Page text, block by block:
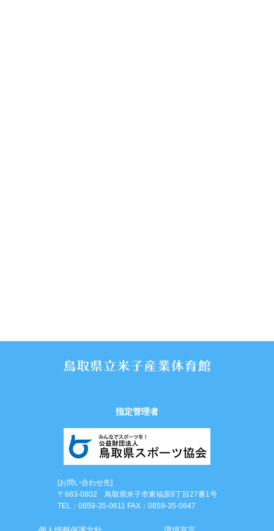
指定管理者
[お問い合わせ先]
〒683-0802 鳥取県米子市東福原8丁目27番1号
TEL：0859-35-0611 FAX：0859-35-0647